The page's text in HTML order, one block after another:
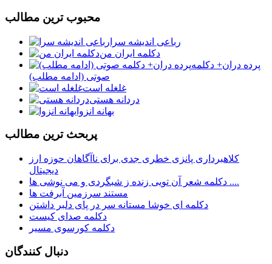
محبوب ترين مطالب
رباعی اندیشه سرا
دکلمه ایران من
پرده دران+ دکلمه
صوتی (ادامه مطلب)
غلغله است
دردانه هستی
بهانه انزوا
پربحث ترين مطالب
کلاهبرداری پانزی خطری جدی برای ناآگاهان حوزه ارز
دیجیتال
دکلمه شعر آن تویی زنده ز شبگردی و می نوشی ها ....
مستند سرزمین آبرفت ها
دکلمه ای خوشا مستانه سر در پای دلبر داشتن
دکلمه صدای کیست
دکلمه کورسوی مسیر
دنبال كنندگان